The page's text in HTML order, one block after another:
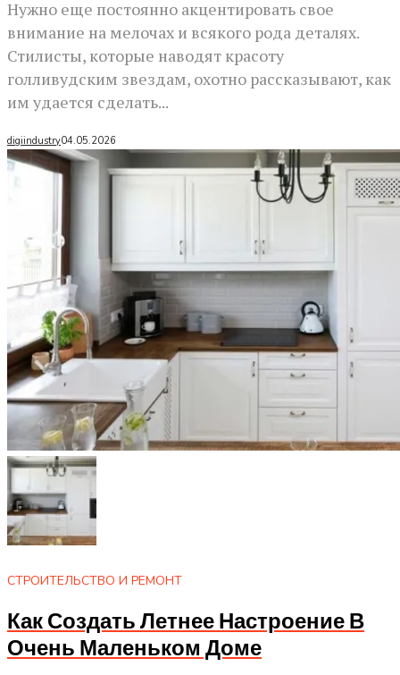
Нужно еще постоянно акцентировать свое
внимание на мелочах и всякого рода деталях.
Стилисты, которые наводят красоту
голливудским звездам, охотно рассказывают, как
им удается сделать...
digiindustry04.05.2026
СТРОИТЕЛЬСТВО И РЕМОНТ
Как Создать Летнее Настроение В
Очень Маленьком Доме